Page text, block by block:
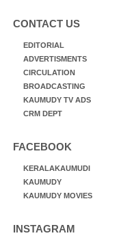
CONTACT US
EDITORIAL
ADVERTISMENTS
CIRCULATION
BROADCASTING
KAUMUDY TV ADS
CRM DEPT
FACEBOOK
KERALAKAUMUDI
KAUMUDY
KAUMUDY MOVIES
INSTAGRAM